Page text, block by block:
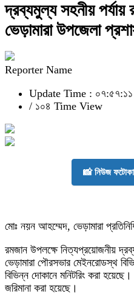
দ্রব্যমুল্য সহনীয় পর্যায়
ভেড়ামারা উপজেলা
Reporter Name
Update Time : ০৭:৫৭:১১
/ ১০৪ Time View
📸 নিউজ
মোঃ নয়ন আহম্মেদ, ভেড়ামারা
রমজান উপলক্ষে নিত্যপ্রয়োজনীয়
ভেড়ামারা পৌরসভার মেইনরোডস্থ
বিভিন্ন দোকানে মনিটরিং করা
জরিমানা করা হয়েছে।